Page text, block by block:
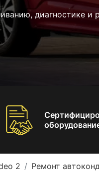
диагностике и
2 Ремонт